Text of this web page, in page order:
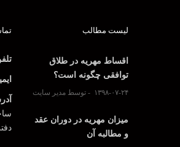
لیست مطالب
اقساط مهریه در طلاق
توافقی چگونه است؟
۱۳۹۸-۰۷-۲۴ توسط مدیر سایت
میزان مهریه در دوران عقد
و مطالبه آن